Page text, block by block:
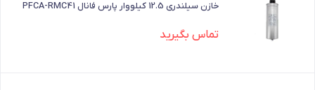
خازن سیلندری 12.5 کیلووار پارس فانال PFCA-RMC41
تماس بگیرید